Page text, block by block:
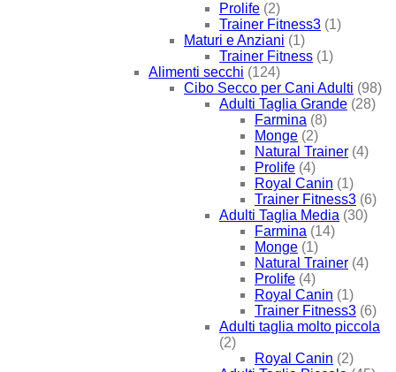
Prolife (2)
Trainer Fitness3 (1)
Maturi e Anziani (1)
Trainer Fitness (1)
Alimenti secchi (124)
Cibo Secco per Cani Adulti (98)
Adulti Taglia Grande (28)
Farmina (8)
Monge (2)
Natural Trainer (4)
Prolife (4)
Royal Canin (1)
Trainer Fitness3 (6)
Adulti Taglia Media (30)
Farmina (14)
Monge (1)
Natural Trainer (4)
Prolife (4)
Royal Canin (1)
Trainer Fitness3 (6)
Adulti taglia molto piccola
(2)
Royal Canin (2)